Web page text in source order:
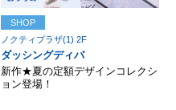
SHOP
ノクティプラザ(1) 2F
ダッシングディバ
新作★夏の定額デザインコレクシ
ョン登場！